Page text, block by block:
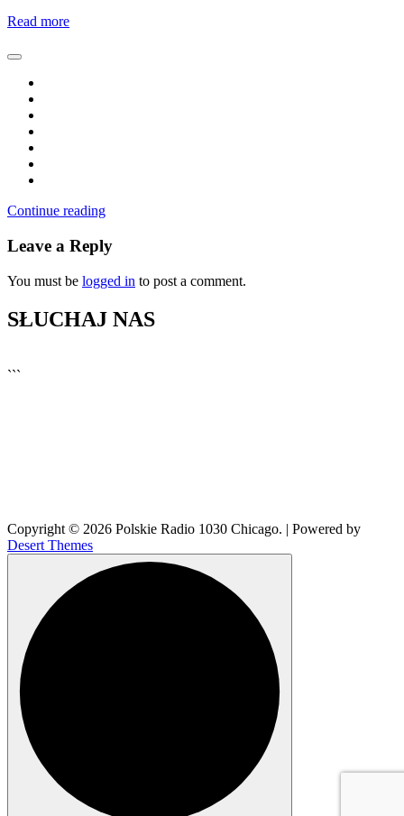
Read more
Continue reading
Leave a Reply
You must be logged in to post a comment.
SŁUCHAJ NAS
```
Copyright © 2026 Polskie Radio 1030 Chicago. | Powered by
Desert Themes